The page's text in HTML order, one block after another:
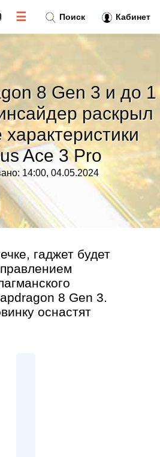
8 Gen 3 и до 1
раскрыл
Ace 3 Pro
14:00, 04.05.2024
гаджет будет
8 Gen 3.
оснастят
Поиск Кабинет
☰